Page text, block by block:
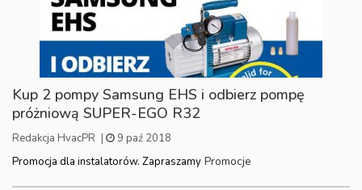
Kup 2 pompy Samsung EHS i odbierz pompę
próżniową SUPER-EGO R32
Redakcja HvacPR |
9 paź 2018
Promocja dla instalatorów. Zapraszamy Promocje